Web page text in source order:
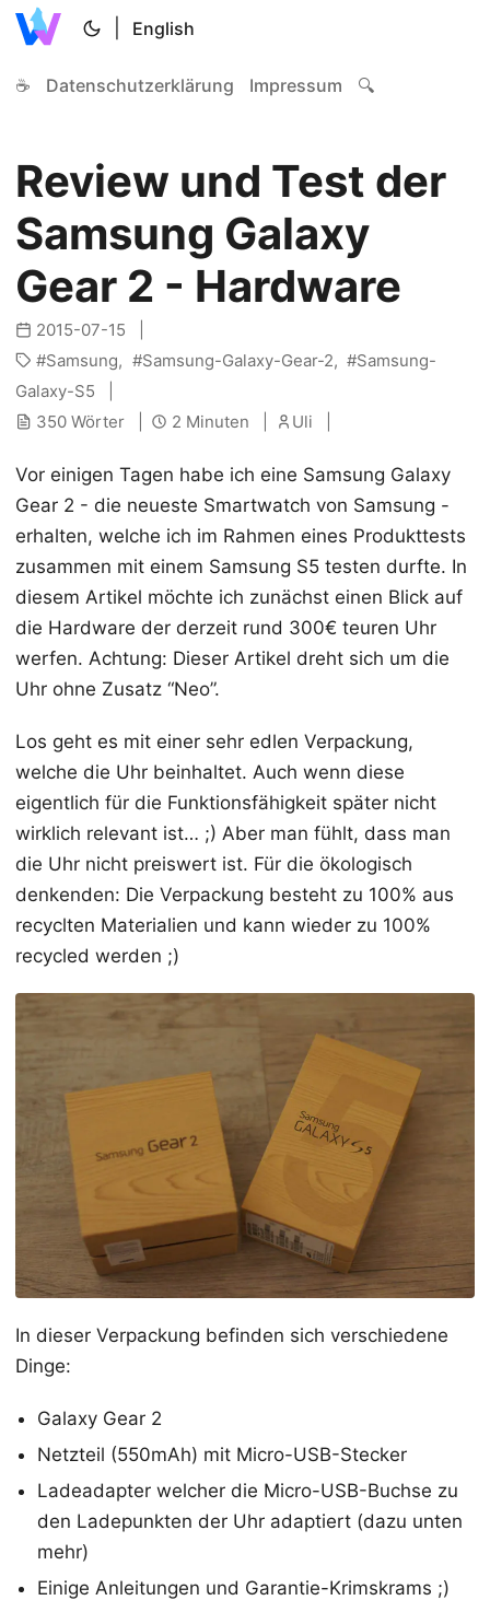
English
☕ Datenschutzerklärung Impressum 🔍
Review und Test der
Samsung Galaxy
Gear 2 - Hardware
2015-07-15
Samsung
Samsung-Galaxy-Gear-2
Samsung-
Galaxy-S5
350 Wörter
2 Minuten Uli
Vor einigen Tagen habe ich eine Samsung Galaxy
Gear 2 - die neueste Smartwatch von Samsung -
erhalten, welche ich im Rahmen eines Produkttests
zusammen mit einem Samsung S5 testen durfte. In
diesem Artikel möchte ich zunächst einen Blick auf
die Hardware der derzeit rund 300€ teuren Uhr
werfen. Achtung: Dieser Artikel dreht sich um die
Uhr ohne Zusatz “Neo”.
Los geht es mit einer sehr edlen Verpackung,
welche die Uhr beinhaltet. Auch wenn diese
eigentlich für die Funktionsfähigkeit später nicht
wirklich relevant ist… ;) Aber man fühlt, dass man
die Uhr nicht preiswert ist. Für die ökologisch
denkenden: Die Verpackung besteht zu 100% aus
recyclten Materialien und kann wieder zu 100%
recycled werden ;)
In dieser Verpackung befinden sich verschiedene
Dinge:
Galaxy Gear 2
Netzteil (550mAh) mit Micro-USB-Stecker
Ladeadapter welcher die Micro-USB-Buchse zu
den Ladepunkten der Uhr adaptiert (dazu unten
mehr)
Einige Anleitungen und Garantie-Krimskrams ;)